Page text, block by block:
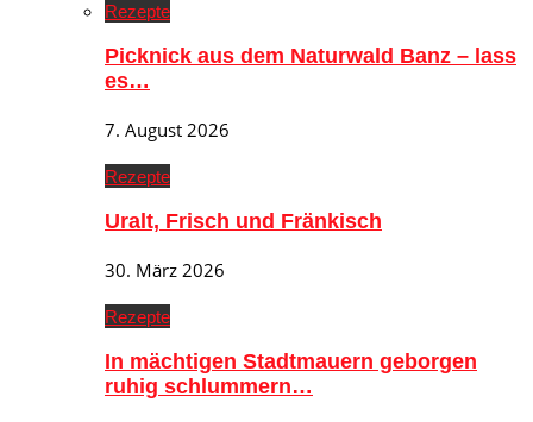
Rezepte
Picknick aus dem Naturwald Banz – lass
es…
7. August 2026
Rezepte
Uralt, Frisch und Fränkisch
30. März 2026
Rezepte
In mächtigen Stadtmauern geborgen
ruhig schlummern…